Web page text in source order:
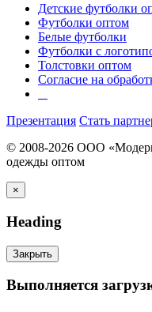
Детские футболки
Футболки оптом
Белые футболки
Футболки с
Толстовки оптом
Согласие на
Презентация Стать
© 2008-2026 ООО
одежды оптом
×
Heading
Закрыть
Выполняется